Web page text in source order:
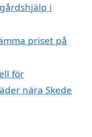
i
priset på
för
nära Skede